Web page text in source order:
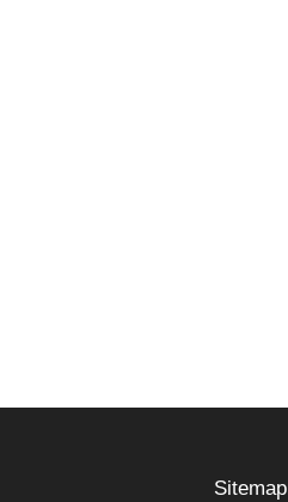
Sitemap